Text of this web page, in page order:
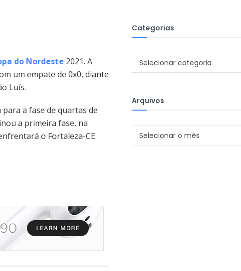
do Nordeste 2021. A
um empate de 0x0, diante
Luís.
a fase de quartas de
a primeira fase, na
o Fortaleza-CE.
Categorias
Categorias
Selecionar categoria
Arquivos
Arquivos
Selecionar o mês